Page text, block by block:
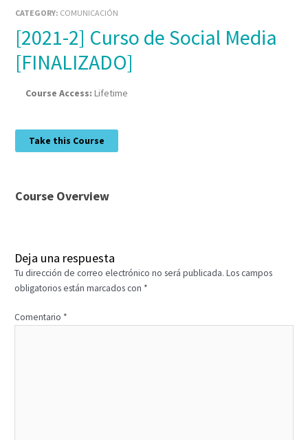
CATEGORY: COMUNICACIÓN
[2021-2] Curso de Social Media
[FINALIZADO]
Course Access:Lifetime
Take this Course
Course Overview
Deja una respuesta
Tu dirección de correo electrónico no será publicada. Los campos
obligatorios están marcados con *
Comentario *